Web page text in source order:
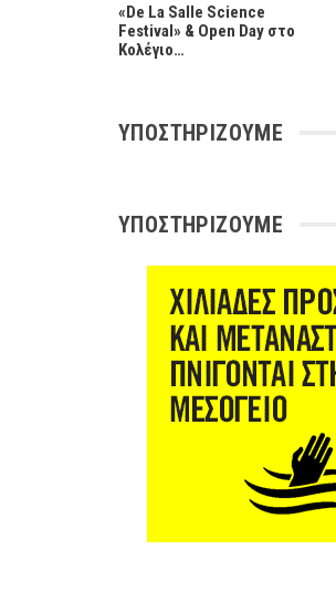
«De La Salle Science
Festival» & Open Day στο
Κολέγιο…
ΥΠΟΣΤΗΡΊΖΟΥΜΕ
ΥΠΟΣΤΗΡΊΖΟΥΜΕ